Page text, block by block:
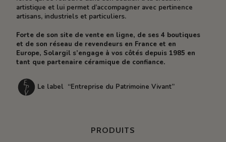
artistique et lui permet d’accompagner avec pertinence
artisans, industriels et particuliers.
Forte de son site de vente en ligne, de ses 4 boutiques
et de son réseau de revendeurs en France et en
Europe, Solargil s’engage à vos côtés depuis 1985 en
tant que partenaire céramique de confiance.
Le label “Entreprise du Patrimoine Vivant”
PRODUITS